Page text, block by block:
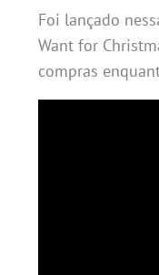
Foi lançado
Want for
compras